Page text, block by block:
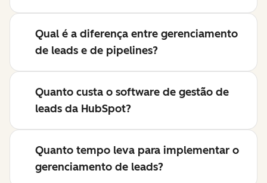
Qual é a diferença entre gerenciamento
de leads e de pipelines?
Quanto custa o software de gestão de
leads da HubSpot?
Quanto tempo leva para implementar o
gerenciamento de leads?